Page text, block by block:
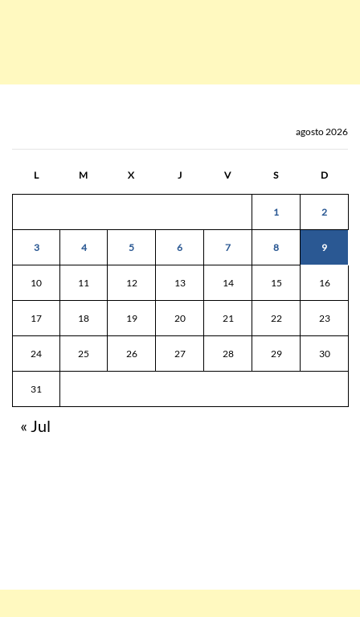
agosto 2026
L M X J V S D
1 2
3 4 5 6 7 8 9
10 11 12 13 14 15 16
17 18 19 20 21 22 23
24 25 26 27 28 29 30
31
« Jul